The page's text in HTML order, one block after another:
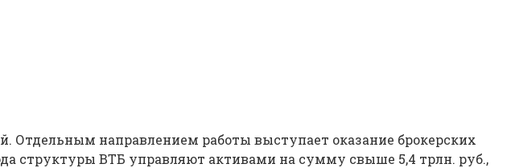
Отдельным направлением работы выступает оказание брокерских
структуры ВТБ управляют активами на сумму свыше 5,4 трлн. руб.,